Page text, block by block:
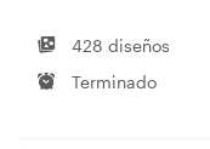
428 diseños
Terminado